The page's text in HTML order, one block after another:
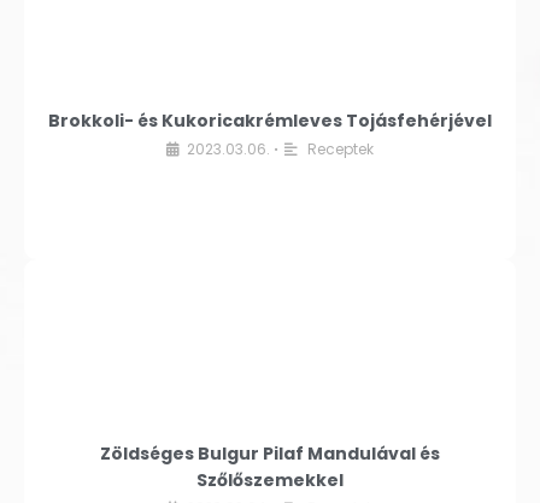
Brokkoli- és Kukoricakrémleves Tojásfehérjével
2023.03.06. • Receptek
Zöldséges Bulgur Pilaf Mandulával és
Szőlőszemekkel